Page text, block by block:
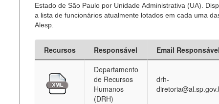
Estado de São Paulo por Unidade Administrativa (UA).
a lista de funcionários atualmente lotados em cada uma
Alesp.
Recursos Responsável
Email
Departamento
de Recursos
Humanos
(DRH)
drh-